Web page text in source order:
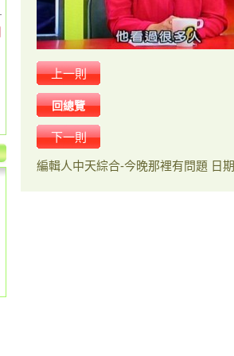
上一則
回總覽
下一則
編輯人中天綜合-今晚那裡有問題 日期